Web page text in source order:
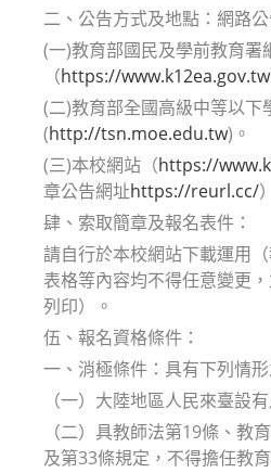
二、公告方式及地點：網路
(一)教育部國民及學前教育署
（https://www.k12ea.gov.tw
(二)教育部全國高級中等以下
(http://tsn.moe.edu.tw)。
(三)本校網站（https://
章公告網址https://reurl.cc/
肆、索取簡章及報名表件：
請自行於本校網站下載運用
表格等內容均不得任意變更
列印）。
伍、報名資格條件：
一、消極條件：具有下列情
（一）大陸地區人民來臺設
（二）具教師法第19條、教
及第33條規定，不得擔任教